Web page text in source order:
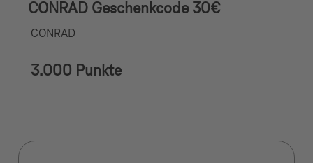
CONRAD Geschenkcode 30€
CONRAD
3.000 Punkte